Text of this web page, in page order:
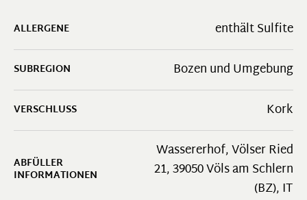
ALLERGENE enthält Sulfite
SUBREGION Bozen und Umgebung
VERSCHLUSS Kork
ABFÜLLER
INFORMATIONEN
Wassererhof, Völser Ried
21, 39050 Völs am Schlern
(BZ), IT